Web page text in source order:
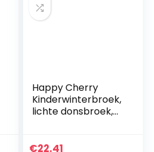
Happy Cherry
Kinderwinterbroek,
lichte donsbroek,
elastische band,
€22.41